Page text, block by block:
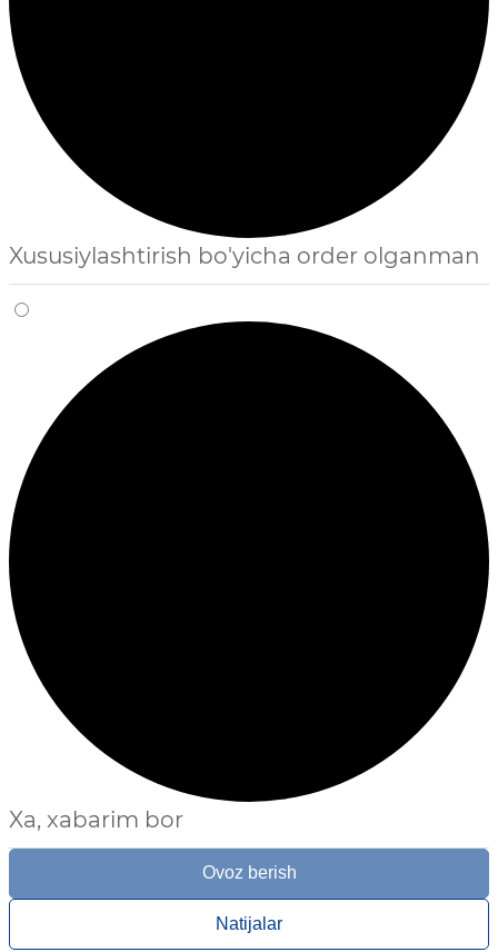
Xususiylashtirish bo'yicha order olganman
Xa, xabarim bor
Ovoz berish
Natijalar